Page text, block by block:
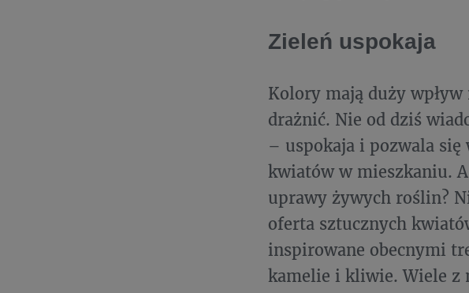
Zieleń uspokaja
Kolory mają duży
drażnić. Nie od dziś
– uspokaja i pozwala się
kwiatów w mieszkaniu.
uprawy żywych roślin?
oferta sztucznych
inspirowane obecnymi
kamelie i kliwie. Wiele z